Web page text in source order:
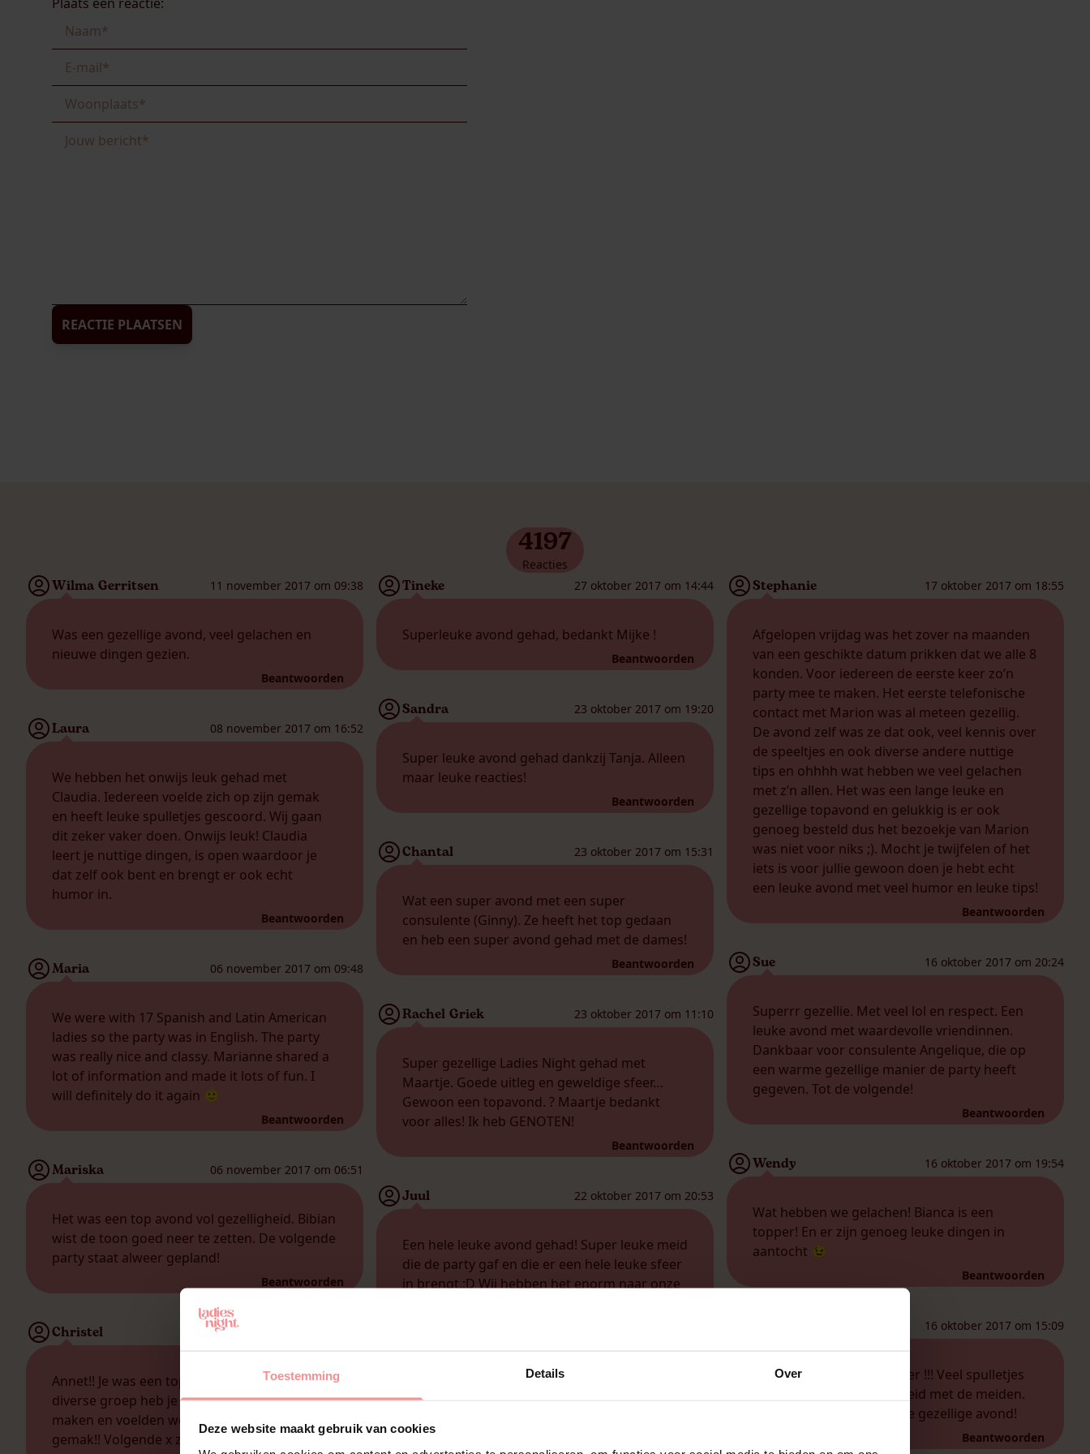
Toestemming Details Over
Deze website maakt gebruik van cookies
REACTIE PLAATSEN
4197
Reacties
Wilma Gerritsen 11 november 2017 om 09:38
Was een gezellige avond, veel gelachen en
nieuwe dingen gezien.
Beantwoorden
Laura 08 november 2017 om 16:52
We hebben het onwijs leuk gehad met
Claudia. Iedereen voelde zich op zijn gemak
en heeft leuke spulletjes gescoord. Wij gaan
dit zeker vaker doen. Onwijs leuk! Claudia
leert je nuttige dingen, is open waardoor je
dat zelf ook bent en brengt er ook echt
humor in.
Beantwoorden
Maria 06 november 2017 om 09:48
We were with 17 Spanish and Latin American
ladies so the party was in English. The party
was really nice and classy. Marianne shared a
lot of information and made it lots of fun. I
will definitely do it again 🙂
Beantwoorden
Mariska 06 november 2017 om 06:51
Het was een top avond vol gezelligheid. Bibian
wist de toon goed neer te zetten. De volgende
party staat alweer gepland!
Beantwoorden
Christel 05 november 2017 om 21:47
Annet!! Je was een topper.? Met een grote
diverse groep heb je er echt wat van weten te
maken en voelden we ons allemaal op ons
gemak!! Volgende x zeker weer bij jou. ???
Tineke 27 oktober 2017 om 14:44
Superleuke avond gehad, bedankt Mijke !
Beantwoorden
Sandra 23 oktober 2017 om 19:20
Super leuke avond gehad dankzij Tanja. Alleen
maar leuke reacties!
Beantwoorden
Chantal 23 oktober 2017 om 15:31
Wat een super avond met een super
consulente (Ginny). Ze heeft het top gedaan
en heb een super avond gehad met de dames!
Beantwoorden
Rachel Griek 23 oktober 2017 om 11:10
Super gezellige Ladies Night gehad met
Maartje. Goede uitleg en geweldige sfeer…
Gewoon een topavond. ? Maartje bedankt
voor alles! Ik heb GENOTEN!
Beantwoorden
Juul 22 oktober 2017 om 20:53
Een hele leuke avond gehad! Super leuke meid
die de party gaf en die er een hele leuke sfeer
in brengt.:D Wij hebben het enorm naar onze
Het was een hele gezellige avond, Daisy je
hebt het super goed gedaan!!!
Stephanie 17 oktober 2017 om 18:55
Afgelopen vrijdag was het zover na maanden
van een geschikte datum prikken dat we alle 8
konden. Voor iedereen de eerste keer zo’n
party mee te maken. Het eerste telefonische
contact met Marion was al meteen gezellig.
De avond zelf was ze dat ook, veel kennis over
de speeltjes en ook diverse andere nuttige
tips en ohhhh wat hebben we veel gelachen
met z’n allen. Het was een lange leuke en
gezellige topavond en gelukkig is er ook
genoeg besteld dus het bezoekje van Marion
was niet voor niks ;). Mocht je twijfelen of het
iets is voor jullie gewoon doen je hebt echt
een leuke avond met veel humor en leuke tips!
Beantwoorden
Sue 16 oktober 2017 om 20:24
Superrr gezellie. Met veel lol en respect. Een
leuke avond met waardevolle vriendinnen.
Dankbaar voor consulente Angelique, die op
een warme gezellige manier de party heeft
gegeven. Tot de volgende!
Beantwoorden
Wendy 16 oktober 2017 om 19:54
Wat hebben we gelachen! Bianca is een
topper! En er zijn genoeg leuke dingen in
aantocht 😉
Beantwoorden
16 oktober 2017 om 15:09
Mijn ladies night was super !!! Veel spulletjes
gekocht en veel gezelligheid met de meiden.
Natascha bedankt voor de gezellige avond!
Beantwoorden